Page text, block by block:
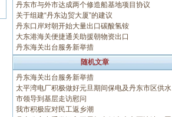
丹东市与外市达成两个修造船基地项目协议
关于组建“丹东边贸大厦”的建议
丹东口岸对朝开始大量出口碳酸氢铵
大东港海关便捷通关助援朝物资出口
丹东海关出台服务新举措
随机文章
丹东海关出台服务新举措
太平湾电厂积极做好元旦期间保电及丹东市区供水
市领导到基层走访慰问
我市积极应对民工返乡潮